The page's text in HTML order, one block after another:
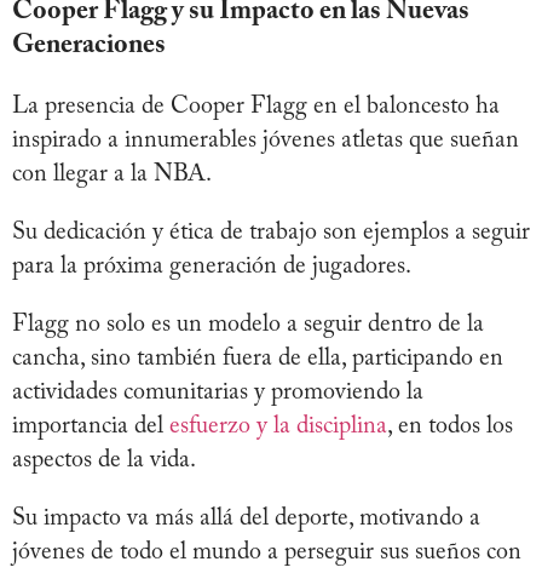
Cooper Flagg y su Impacto en las Nuevas
Generaciones
La presencia de Cooper Flagg en el baloncesto ha
inspirado a innumerables jóvenes atletas que sueñan
con llegar a la NBA.
Su dedicación y ética de trabajo son ejemplos a seguir
para la próxima generación de jugadores.
Flagg no solo es un modelo a seguir dentro de la
cancha, sino también fuera de ella, participando en
actividades comunitarias y promoviendo la
importancia del esfuerzo y la disciplina, en todos los
aspectos de la vida.
Su impacto va más allá del deporte, motivando a
jóvenes de todo el mundo a perseguir sus sueños con